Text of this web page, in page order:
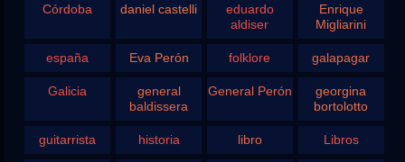
Córdoba daniel castelli
eduardo
aldiser
Enrique
Migliarini
españa Eva Perón folklore galapagar
Galicia
general
baldissera
General Perón
georgina
bortolotto
guitarrista historia libro Libros